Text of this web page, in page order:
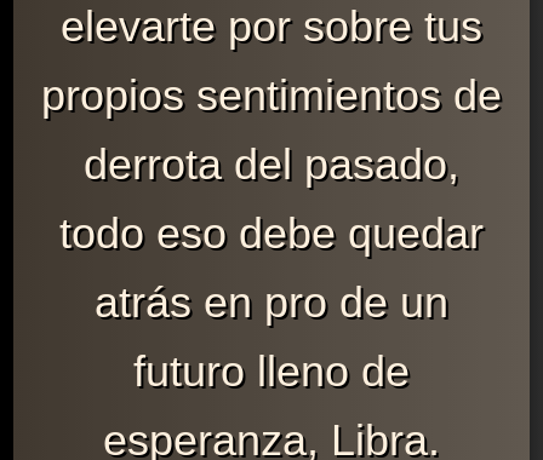
elevarte por sobre tus
propios sentimientos de
derrota del pasado,
todo eso debe quedar
atrás en pro de un
futuro lleno de
esperanza, Libra.